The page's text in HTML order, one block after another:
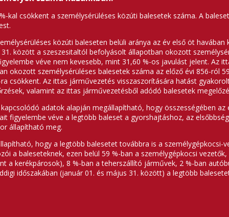
kal csökkent a személysérüléses közúti balesetek száma. A
közúti baleseten belüli aránya az év első öt
között a szeszesitaltól befolyásolt állapotban okozott
véve nem kevesebb, mint 31,60 %-os javulást jelent. Az
okozott személysérüléses balesetek száma az előző évi 856-ról
csökkent. Az ittas járművezetés visszaszorítására hatást
valamint az ittas járművezetésből adódó balesetek
adatok alapján megállapítható, hogy összességében
figyelembe véve a legtöbb baleset a gyorshajtáshoz, az
állapítható meg.
hogy a legtöbb balesetet továbbra is a
a baleseteknek, ezen belül 59 %-ban a személygépkocsi
a kerékpárosok), 8 %-ban a teherszállító járművek, 2 %-ban
időszakában (január 01. és május 31. között) a legtöbb